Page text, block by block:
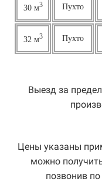
30 м3 Пухто
32 м3 Пухто
Выезд за
Цены указаны
можно
позвонив